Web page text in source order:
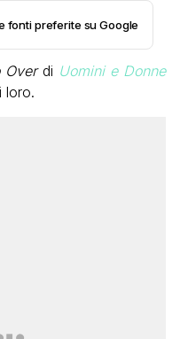
fonti preferite su Google
Overdi Uomini e Donne
loro.